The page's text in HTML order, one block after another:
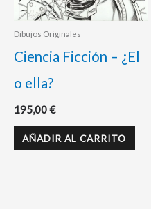
Dibujos Originales
Ciencia Ficción – ¿El
o ella?
195,00€
AÑADIR AL CARRITO